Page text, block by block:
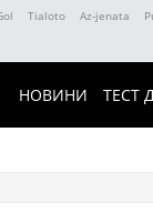
Tialoto Az-jenata
НОВИНИ ТЕСТ